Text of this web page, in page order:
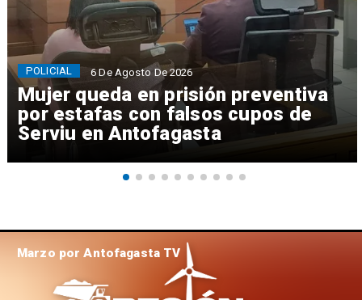
Mujer queda en prisión preventiva
por estafas con falsos cupos de
Serviu en Antofagasta
POLICIAL 6 De Agosto De 2026
Marzo por Antofagasta TV